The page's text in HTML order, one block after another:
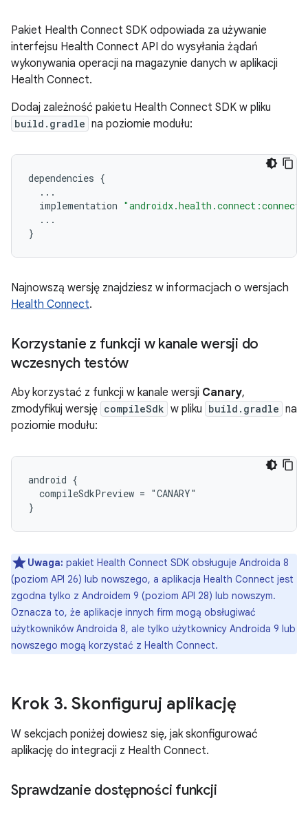
Pakiet Health Connect SDK odpowiada za używanie
interfejsu Health Connect API do wysyłania żądań
wykonywania operacji na magazynie danych w aplikacji
Health Connect.
Dodaj zależność pakietu Health Connect SDK w pliku
build.gradle na poziomie modułu:
dependencies {
...
implementation
...
}
Najnowszą wersję znajdziesz w informacjach o wersjach
Health Connect.
Korzystanie z funkcji w kanale wersji do
wczesnych testów
Aby korzystać z funkcji w kanale wersji Canary,
zmodyfikuj wersję compileSdk w pliku build.gradle na
poziomie modułu:
android {
  compileSdkPreview = "CANARY"
Uwaga: pakiet Health Connect SDK obsługuje Androida 8
(poziom API 26) lub nowszego, a aplikacja Health Connect jest
zgodna tylko z Androidem 9 (poziom API 28) lub nowszym.
Oznacza to, że aplikacje innych firm mogą obsługiwać
użytkowników Androida 8, ale tylko użytkownicy Androida 9 lub
nowszego mogą korzystać z Health Connect.
Krok 3. Skonfiguruj aplikację
W sekcjach poniżej dowiesz się, jak skonfigurować
aplikację do integracji z Health Connect.
Sprawdzanie dostępności funkcji